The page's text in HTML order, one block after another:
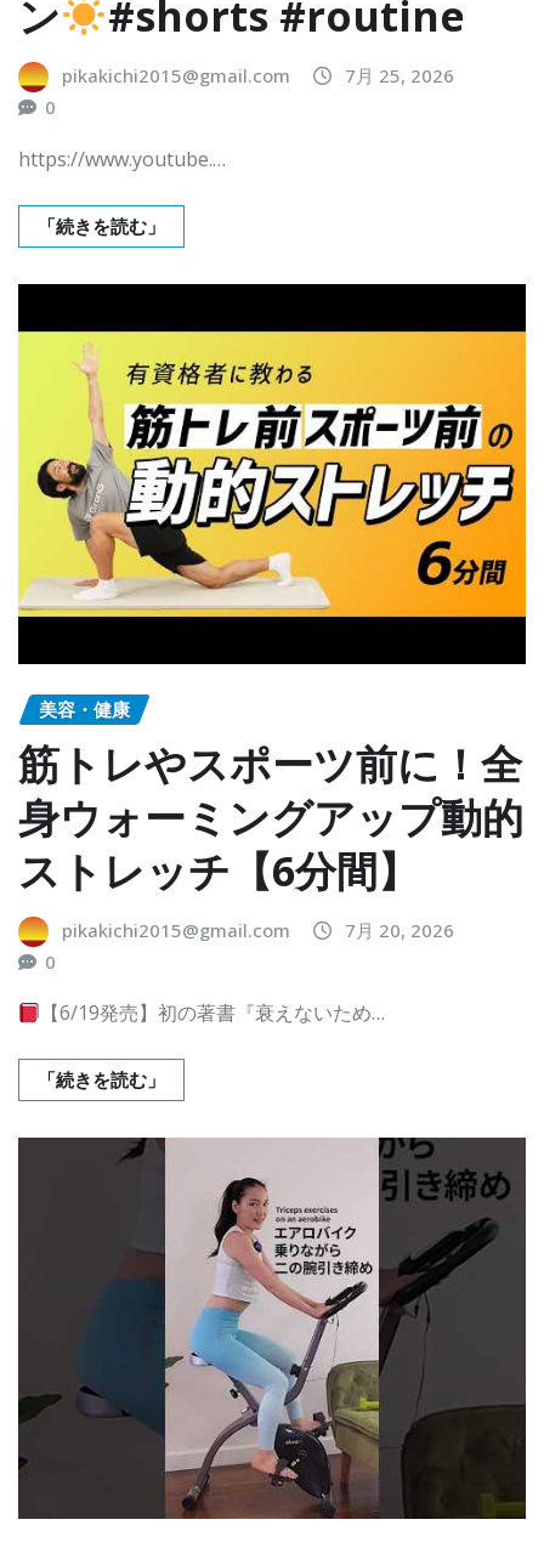
ン
#shorts #routine
pikakichi2015@gmail.com
7月 25, 2026
0
https://www.youtube.…
「続きを読む」
美容・健康
筋トレやスポーツ前に！全
身ウォーミングアップ動的
ストレッチ【6分間】
pikakichi2015@gmail.com
7月 20, 2026
0
【6/19発売】初の著書『衰えないため…
「続きを読む」